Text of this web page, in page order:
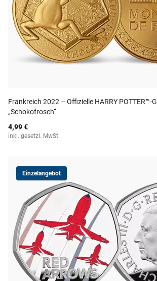
Frankreich 2022 – Offizielle HARRY POTTER™-
„Schokofrosch“
4,99 €
inkl. gesetzl. MwSt.
Einzelangebot